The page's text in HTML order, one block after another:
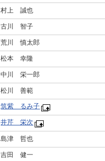
村上 誠也
古川 智子
荒川 慎太郎
松本 幸隆
中川 栄一郎
松川 善範
筑紫 るみ子
井芹 栄次
島津 哲也
吉田 健一